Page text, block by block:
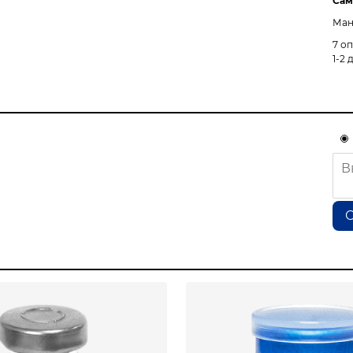
7
1-2